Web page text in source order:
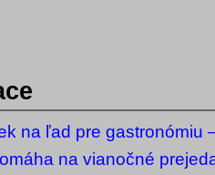
na ľad pre gastronómiu
na vianočné